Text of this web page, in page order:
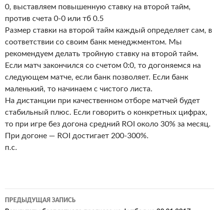
0, выставляем повышенную ставку на второй тайм,
против счета 0-0 или тб 0.5
Размер ставки на второй тайм каждый определяет сам, в
соответствии со своим банк менеджментом. Мы
рекомендуем делать тройную ставку на второй тайм.
Если матч закончился со счетом 0:0, то догоняемся на
следующем матче, если банк позволяет. Если банк
маленький, то начинаем с чистого листа.
На дистанции при качественном отборе матчей будет
стабильный плюс. Если говорить о конкретных цифрах,
то при игре без догона средний ROI около 30% за месяц.
При догоне — ROI достигает 200-300%.
п.с.
Навигация
ПРЕДЫДУЩАЯ ЗАПИСЬ